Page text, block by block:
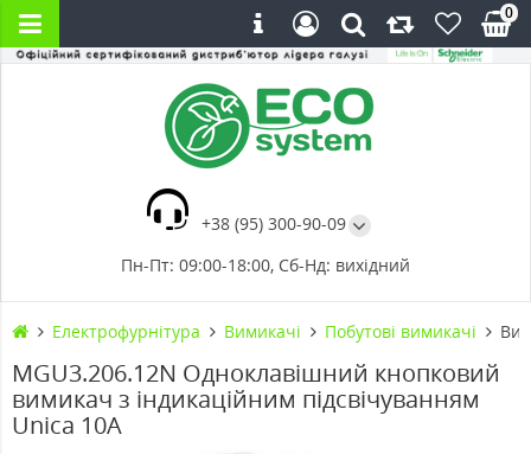
+38 (95) 300-90-09
Пн-Пт: 09:00-18:00, Сб-Нд: вихідний
0
Електрофурнітура Вимикачі Побутові вимикачі
MGU3.206.12N Одноклавішний кнопковий
вимикач з індикаційним підсвічуванням
Unica 10А